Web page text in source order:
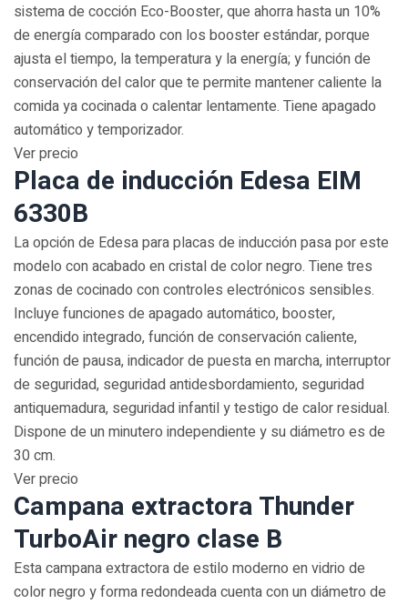
sistema de cocción Eco-Booster, que ahorra hasta un 10%
de energía comparado con los booster estándar, porque
ajusta el tiempo, la temperatura y la energía; y función de
conservación del calor que te permite mantener caliente la
comida ya cocinada o calentar lentamente. Tiene apagado
automático y temporizador.
Ver precio
Placa de inducción Edesa EIM
6330B
La opción de Edesa para placas de inducción pasa por este
modelo con acabado en cristal de color negro. Tiene tres
zonas de cocinado con controles electrónicos sensibles.
Incluye funciones de apagado automático, booster,
encendido integrado, función de conservación caliente,
función de pausa, indicador de puesta en marcha, interruptor
de seguridad, seguridad antidesbordamiento, seguridad
antiquemadura, seguridad infantil y testigo de calor residual.
Dispone de un minutero independiente y su diámetro es de
30 cm.
Ver precio
Campana extractora Thunder
TurboAir negro clase B
Esta campana extractora de estilo moderno en vidrio de
color negro y forma redondeada cuenta con un diámetro de